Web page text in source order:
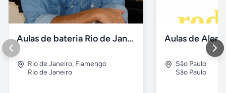
Aulas de bateria Rio de Janeiro
Rio de Janeiro, Flamengo
Rio de Janeiro
São Paulo
São Paulo